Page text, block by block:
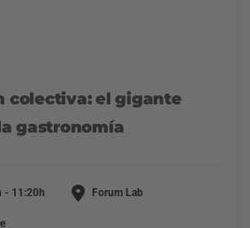
colectiva: el gigante
gastronomía
- 11:20h Forum Lab